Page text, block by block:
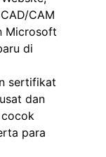
CAM
Microsoft
di
sertifikat
dan
para